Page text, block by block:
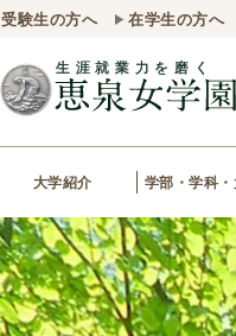
受験生の方へ 在学生の方へ
大学紹介 学部・学科